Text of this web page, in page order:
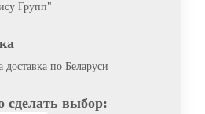
Групп"
по Беларуси
сделать выбор: